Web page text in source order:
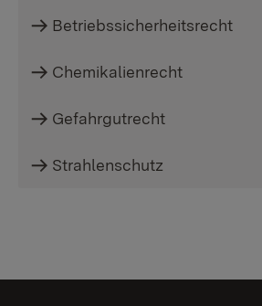
Betriebssicherheitsrecht
Chemikalienrecht
Gefahrgutrecht
Strahlenschutz